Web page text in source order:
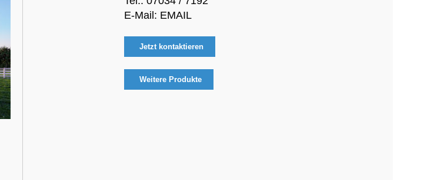
E-Mail: EMAIL
Jetzt kontaktieren
Weitere Produkte